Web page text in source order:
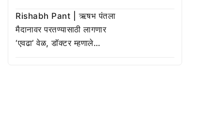
Rishabh Pant | ऋषभ पंतला
मैदानावर परतण्यासाठी लागणार
‘एवढा’ वेळ, डॉक्टर म्हणाले…